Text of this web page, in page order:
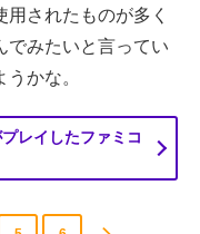
されたものが多く
でみたいと言ってい
かな。
レイしたファミコ